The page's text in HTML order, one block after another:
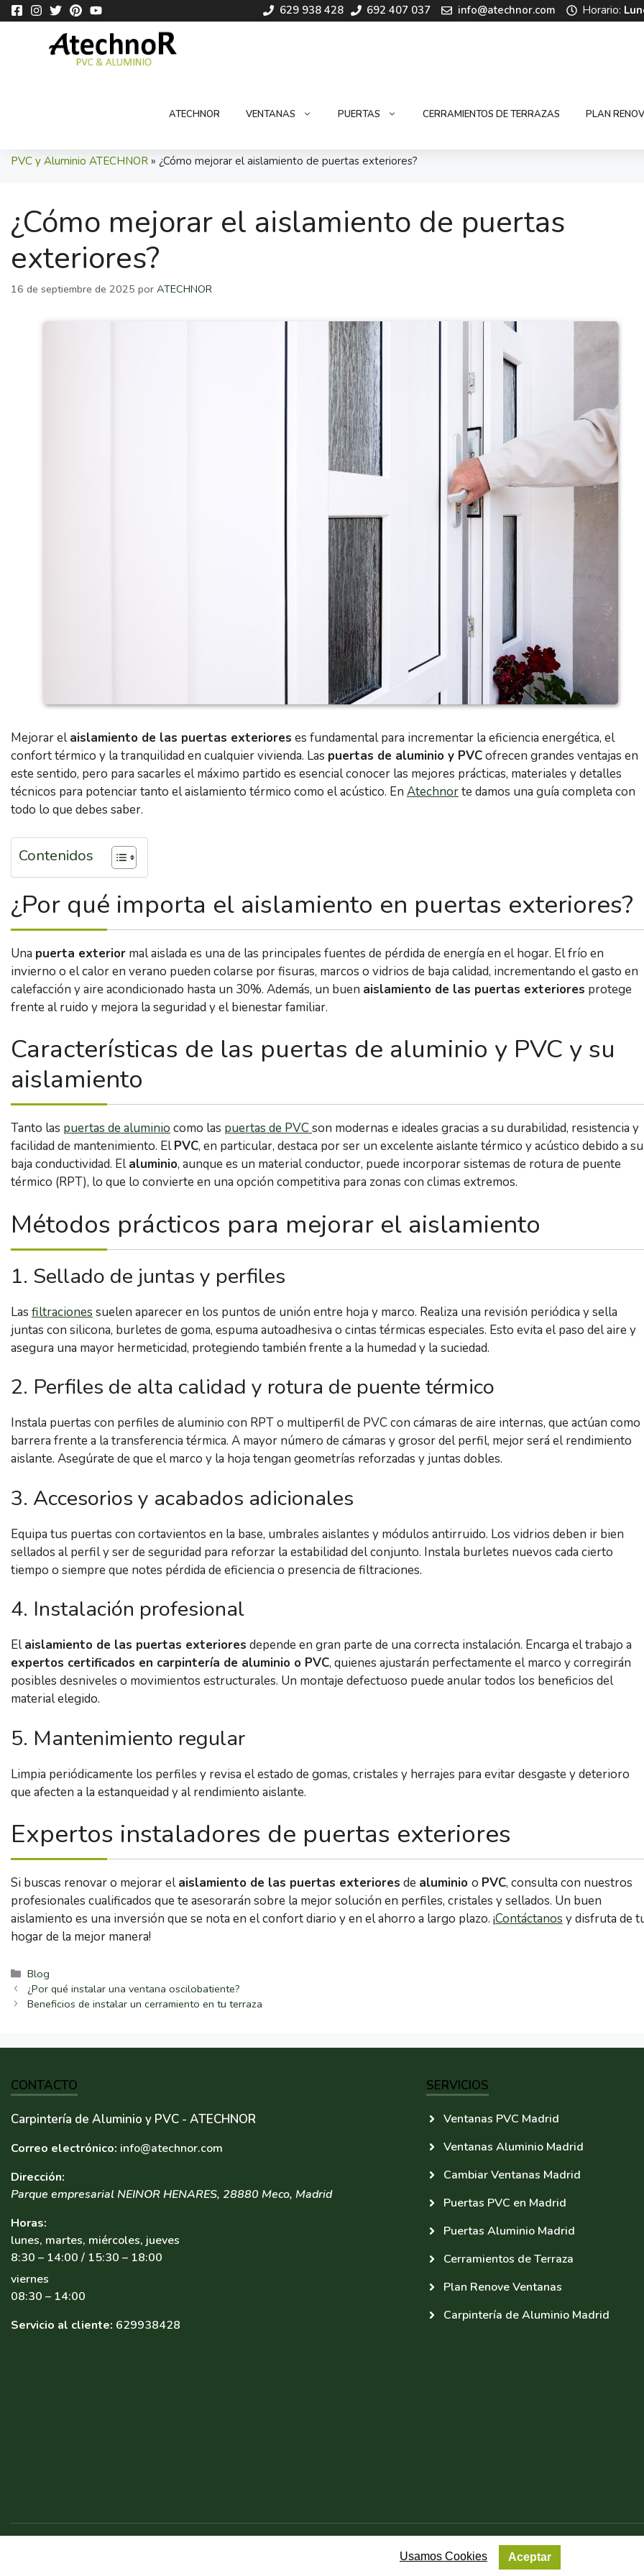
Saltar
al
contenido
629 938 428 692 407 037 info@atechnor.com Horario:
ATECHNOR VENTANAS PUERTAS CERRAMIENTOS DE TERRAZAS PLAN
PVC y Aluminio ATECHNOR » ¿Cómo mejorar el aislamiento de puertas exteriores?
¿Cómo mejorar el aislamiento de puertas
exteriores?
16 de septiembre de 2025 por ATECHNOR
Mejorar elaislamiento de las puertas exteriores es fundamental para incrementar la eficiencia energética, el
confort térmico y la tranquilidad en cualquier vivienda. Las puertas de aluminio y PVCofrecen grandes ventajas en
este sentido, pero para sacarles el máximo partido es esencial conocer las mejores prácticas, materiales y detalles
técnicos para potenciar tanto el aislamiento térmico como el acústico. En Atechnorte damos una guía completa con
todo lo que debes saber.
Contenidos
¿Por qué importa el aislamiento en puertas exteriores?
Una puerta exterior mal aislada es una de las principales fuentes de pérdida de energía en el hogar. El frío en
invierno o el calor en verano pueden colarse por fisuras, marcos o vidrios de baja calidad, incrementando el gasto en
calefacción y aire acondicionado hasta un 30%. Además, un buen aislamiento de las puertas exteriores protege
frente al ruido y mejora la seguridad y el bienestar familiar.
Características de las puertas de aluminio y PVC y su
aislamiento
Tanto las puertas de aluminio como las puertas de PVCson modernas e ideales gracias a su durabilidad, resistencia y
facilidad de mantenimiento. ElPVC, en particular, destaca por ser un excelente aislante térmico y acústico debido a su
baja conductividad. Elaluminio, aunque es un material conductor, puede incorporar sistemas de rotura de puente
térmico (RPT), lo que lo convierte en una opción competitiva para zonas con climas extremos.
Métodos prácticos para mejorar el aislamiento
1. Sellado de juntas y perfiles
Las filtraciones suelen aparecer en los puntos de unión entre hoja y marco. Realiza una revisión periódica y sella
juntas con silicona, burletes de goma, espuma autoadhesiva o cintas térmicas especiales. Esto evita el paso del aire y
asegura una mayor hermeticidad, protegiendo también frente a la humedad y la suciedad.
2. Perfiles de alta calidad y rotura de puente térmico
Instala puertas con perfiles de aluminio con RPT o multiperfil de PVC con cámaras de aire internas, que actúan como
barrera frente a la transferencia térmica. A mayor número de cámaras y grosor del perfil, mejor será el rendimiento
aislante. Asegúrate de que el marco y la hoja tengan geometrías reforzadas y juntas dobles.
3. Accesorios y acabados adicionales
Equipa tus puertas con cortavientos en la base, umbrales aislantes y módulos antirruido. Los vidrios deben ir bien
sellados al perfil y ser de seguridad para reforzar la estabilidad del conjunto. Instala burletes nuevos cada cierto
tiempo o siempre que notes pérdida de eficiencia o presencia de filtraciones.
4. Instalación profesional
Elaislamiento de las puertas exteriores depende en gran parte de una correcta instalación. Encarga el trabajo a
expertos certificados en carpintería de aluminio o PVC, quienes ajustarán perfectamente el marco y corregirán
posibles desniveles o movimientos estructurales. Un montaje defectuoso puede anular todos los beneficios del
material elegido.
5. Mantenimiento regular
Limpia periódicamente los perfiles y revisa el estado de gomas, cristales y herrajes para evitar desgaste y deterioro
que afecten a la estanqueidad y al rendimiento aislante.
Expertos instaladores de puertas exteriores
Si buscas renovar o mejorar elaislamiento de las puertas exteriores de aluminio o PVC, consulta con nuestros
profesionales cualificados que te asesorarán sobre la mejor solución en perfiles, cristales y sellados. Un buen
aislamiento es una inversión que se nota en el confort diario y en el ahorro a largo plazo. ¡Contáctanos y disfruta de
hogar de la mejor manera!
Categorías
Blog
¿Por qué instalar una ventana oscilobatiente?
Beneficios de instalar un cerramiento en tu terraza
CONTACTO
Carpintería de Aluminio y PVC - ATECHNOR
Correo electrónico: info@atechnor.com
Dirección:
Parque empresarial NEINOR HENARES, 28880 Meco, Madrid
Horas:
lunes, martes, miércoles, jueves
8:30 – 14:00 / 15:30 – 18:00
viernes
08:30 – 14:00
Servicio al cliente: 629938428
SERVICIOS
Ventanas PVC Madrid
Ventanas Aluminio Madrid
Cambiar Ventanas Madrid
Puertas PVC en Madrid
Puertas Aluminio Madrid
Cerramientos de Terraza
Plan Renove Ventanas
Carpintería de Aluminio Madrid
Copyright © 2026 ATECHNOR | Web Diseñada por ProvidersWeb |
Usamos Cookies Aceptar